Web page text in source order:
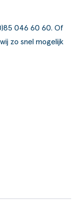
046 60 60. Of
zo snel mogelijk